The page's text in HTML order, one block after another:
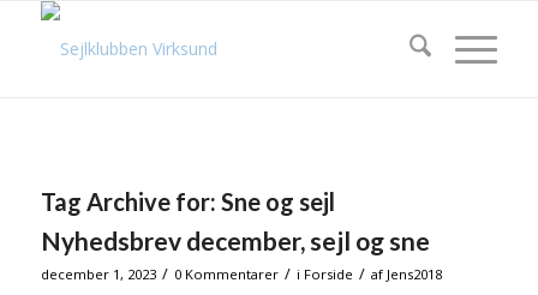
Tag Archive for: Sne og sejl
Nyhedsbrev december, sejl og sne
december 1, 2023 / 0 Kommentarer / i Forside / af Jens2018